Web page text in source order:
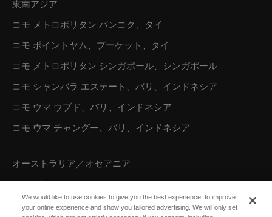
東南アジア
コモ メトロポリタン バンコク、タイ
コモ ポイントヤム、プーケット、タイ
コモ メトロポリタン シンガポール、シンガポール
コモ シャンバラ エステート、バリ、インドネシア
コモ ウマ ウブド、バリ、インドネシア
コモ ウマ チャングー、バリ、インドネシア
オーストラリア／オセアニア
We would like to use cookies to give you the best experience, to improve
your online experience and show you tailored advertising. We will only set